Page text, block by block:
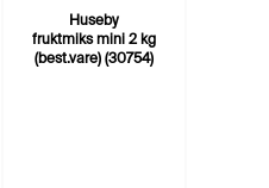
Huseby
fruktmiks mini 2 kg
(best.vare) (30754)